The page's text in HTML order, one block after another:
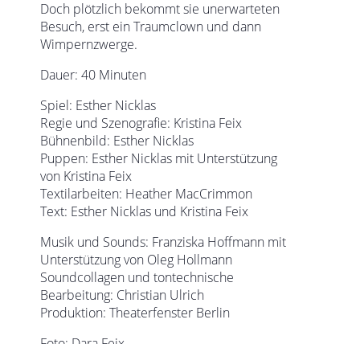
Doch plötzlich bekommt sie unerwarteten
Besuch, erst ein Traumclown und dann
Wimpernzwerge.
Dauer: 40 Minuten
Spiel: Esther Nicklas
Regie und Szenografie: Kristina Feix
Bühnenbild: Esther Nicklas
Puppen: Esther Nicklas mit Unterstützung
von Kristina Feix
Textilarbeiten: Heather MacCrimmon
Text: Esther Nicklas und Kristina Feix
Musik und Sounds: Franziska Hoffmann mit
Unterstützung von Oleg Hollmann
Soundcollagen und tontechnische
Bearbeitung: Christian Ulrich
Produktion: Theaterfenster Berlin